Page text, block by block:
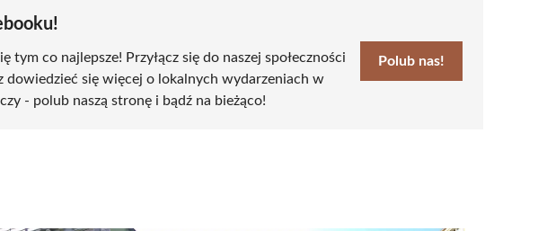
tym co najlepsze! Przyłącz się do naszej społeczności
dowiedzieć się więcej o lokalnych wydarzeniach w
- polub naszą stronę i bądź na bieżąco!
Polub nas!